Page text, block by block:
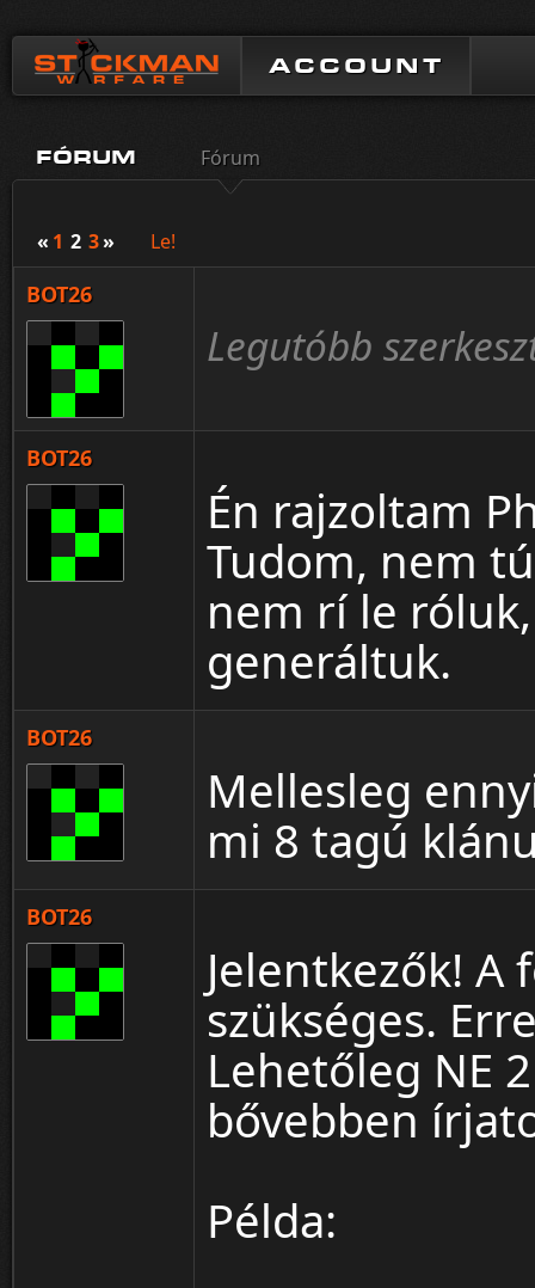
ACCOUNT
FÓRUM Fórum
« 1 2 3» Le!
BOT26
Legutóbb
BOT26
Én rajzoltam
Tudom, nem
nem rí le
generáltuk.
BOT26
Mellesleg
mi 8 tagú
BOT26
Jelentkezők!
szükséges.
Lehetőleg NE
bővebben
Példa: